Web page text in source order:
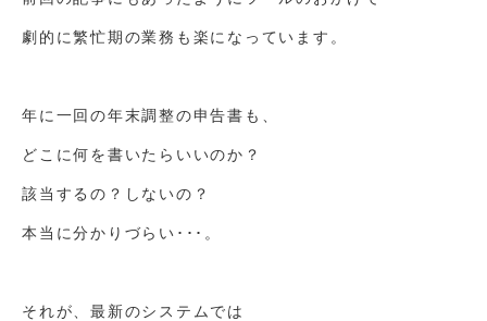
劇的に繁忙期の業務も楽になっています。
年に一回の年末調整の申告書も、
どこに何を書いたらいいのか？
該当するの？しないの？
本当に分かりづらい･･･。
それが、最新のシステムでは